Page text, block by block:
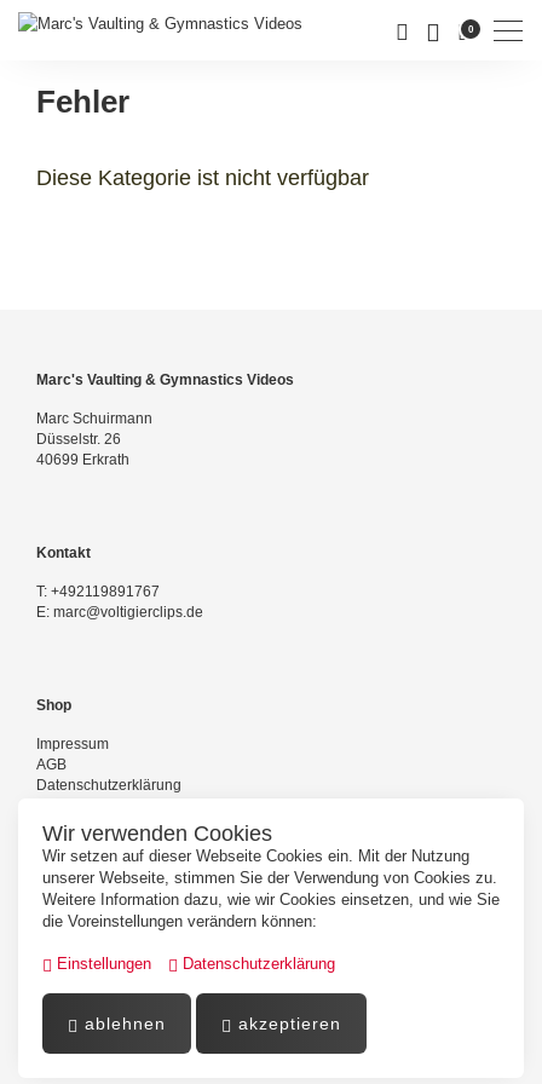
Wir verwenden Cookies
Wir setzen auf dieser Webseite Cookies ein. Mit der Nutzung
unserer Webseite, stimmen Sie der Verwendung von Cookies zu.
Weitere Information dazu, wie wir Cookies einsetzen, und wie Sie
die Voreinstellungen verändern können:
Einstellungen Datenschutzerklärung
ablehnen akzeptieren
0
Fehler
Diese Kategorie ist nicht verfügbar
Marc's Vaulting & Gymnastics Videos
Marc Schuirmann
Düsselstr. 26
40699 Erkrath
Kontakt
T: +492119891767
E: marc@voltigierclips.de
Shop
Impressum
AGB
Datenschutzerklärung
Kontakt
Folgen Sie uns